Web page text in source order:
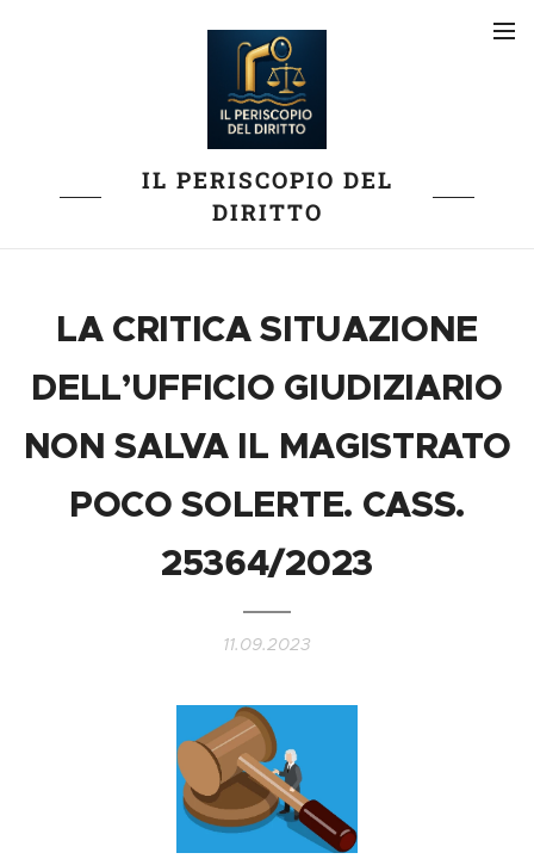
IL PERISCOPIO DEL
DIRITTO
LA CRITICA SITUAZIONE
DELL’UFFICIO GIUDIZIARIO
NON SALVA IL MAGISTRATO
POCO SOLERTE. CASS.
25364/2023
11.09.2023